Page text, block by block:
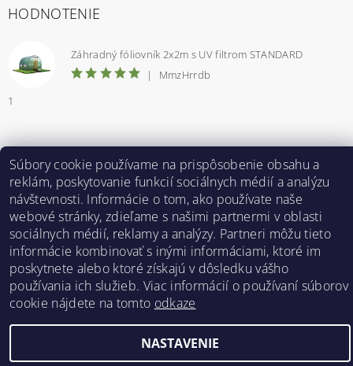
HODNOTENIE
Záhradný fóliovník 2x2m s UV filtrom STANDARD
|
MmzHrrdb
1
Bestent.cz | Heureka.sk
2026 © BESTENT.sk , všetky práva vyhradené
Vytvoril Shoptet
Súbory cookie používame na prispôsobenie obsahu a
reklám, poskytovanie funkcií sociálnych médií a analýzu
návštevnosti. Informácie o tom, ako používate naše
webové stránky, zdieľame s našimi partnermi v oblasti
sociálnych médií, reklamy a analýzy. Partneri môžu tieto
informácie kombinovať s inými informáciami, ktoré im
poskytnete alebo ktoré získajú v dôsledku vášho
používania ich služieb. Viac informácií o používaní súborov
cookie nájdete na tomto odkaze
NASTAVENIE